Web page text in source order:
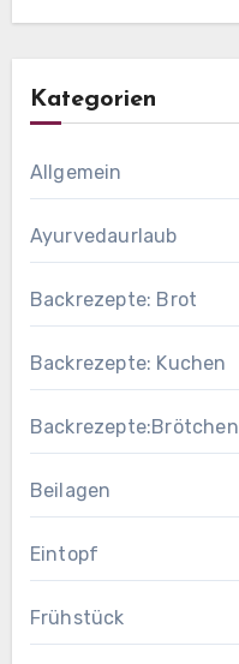
Kategorien
Allgemein
Ayurvedaurlaub
Backrezepte: Brot
Backrezepte: Kuchen
Backrezepte:Brötchen
Beilagen
Eintopf
Frühstück